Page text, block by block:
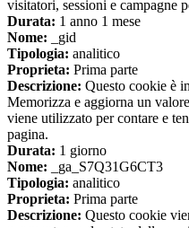
visitatori, sessioni e campagne
Durata: 1 anno 1 mese
Nome: _gid
Tipologia: analitico
Proprieta: Prima parte
Descrizione: Questo cookie è
Memorizza e aggiorna un
viene utilizzato per contare e
pagina.
Durata: 1 giorno
Nome: _ga_S7Q31G6CT3
Tipologia: analitico
Proprieta: Prima parte
Descrizione: Questo cookie